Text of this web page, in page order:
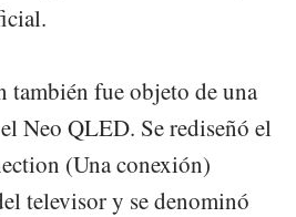
también fue objeto de una
Neo QLED. Se rediseñó el
(Una conexión)
televisor y se denominó